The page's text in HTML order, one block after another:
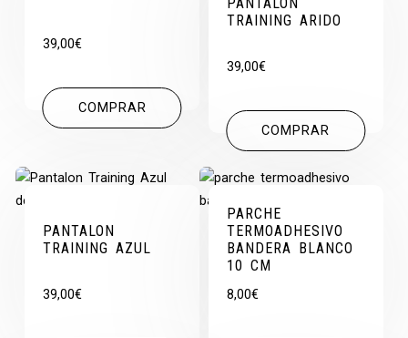
39,00€
COMPRAR
TRAINING ARIDO
39,00€
COMPRAR
PANTALON
TRAINING AZUL
39,00€
PARCHE
TERMOADHESIVO
BANDERA BLANCO
10 CM
8,00€